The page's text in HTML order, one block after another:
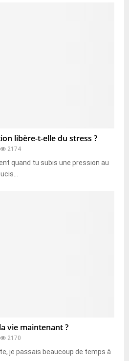
libère-t-elle du stress ?
2174
quand tu subis une pression au
vie maintenant ?
2170
je passais beaucoup de temps à